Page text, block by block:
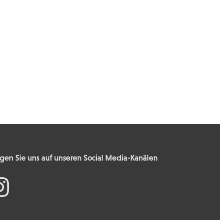
Sie uns auf unseren Social Media-Kanälen